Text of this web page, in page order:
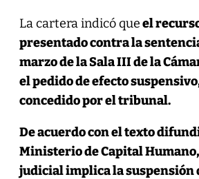
La cartera indicó queel
presentado contra la
marzo de la Sala III de la
el pedido de efecto
concedido por el tribunal.
De acuerdo con el texto
Ministerio de Capital
judicial implica la suspensión